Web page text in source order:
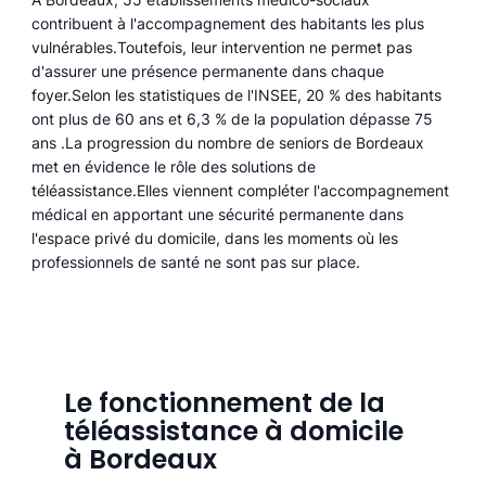
contribuent à l'accompagnement des habitants les plus
vulnérables.Toutefois, leur intervention ne permet pas
d'assurer une présence permanente dans chaque
foyer.Selon les statistiques de l'INSEE, 20 % des habitants
ont plus de 60 ans et 6,3 % de la population dépasse 75
ans .La progression du nombre de seniors de Bordeaux
met en évidence le rôle des solutions de
téléassistance.Elles viennent compléter l'accompagnement
médical en apportant une sécurité permanente dans
l'espace privé du domicile, dans les moments où les
professionnels de santé ne sont pas sur place.
Le fonctionnement de la
téléassistance à domicile
à Bordeaux